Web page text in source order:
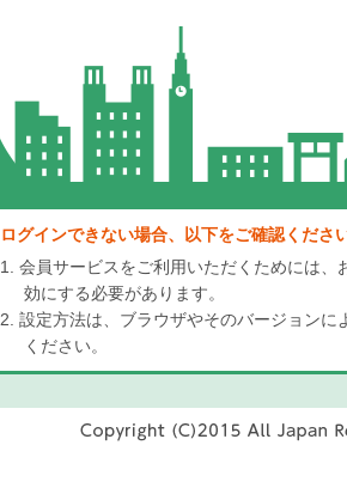
ログインできない場合、以下をご確認くださ
1. 会員サービスをご利用いただくためには
効にする必要があります。
2. 設定方法は、ブラウザやそのバージョン
ください。